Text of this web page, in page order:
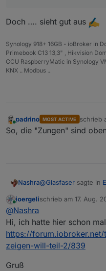
Doch …. sieht gut aus
Synology 918+ 16GB - ioBroker in
Primebook C13 13,3" , Hikvision
CCU RaspberryMatic in Synology
KNX .. Modbus ..
Online
padrino MOST ACTIVE schrieb
zuletzt
So, die "Zungen" sind
Nashra@Glasfaser sagte in
Online
joergelischrieb am 17. Aug.
zuletzt editiert von
@Nashra
Hi, ich hatte hier schon
https://
zeigen-will-teil-2/839
Gruß